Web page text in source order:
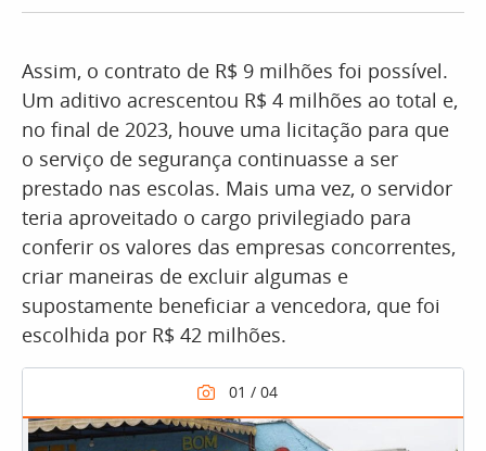
Assim, o contrato de R$ 9 milhões foi possível.
Um aditivo acrescentou R$ 4 milhões ao total e,
no final de 2023, houve uma licitação para que
o serviço de segurança continuasse a ser
prestado nas escolas. Mais uma vez, o servidor
teria aproveitado o cargo privilegiado para
conferir os valores das empresas concorrentes,
criar maneiras de excluir algumas e
supostamente beneficiar a vencedora, que foi
escolhida por R$ 42 milhões.